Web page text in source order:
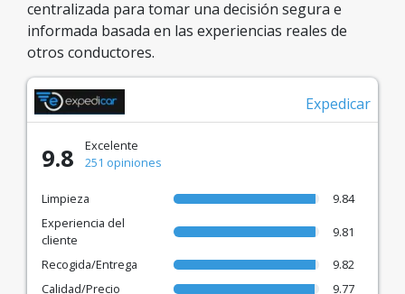
centralizada para tomar una decisión segura e
informada basada en las experiencias reales de
otros conductores.
Expedicar
9.8
Excelente
251 opiniones
Limpieza
9.84
Experiencia del
cliente
9.81
Recogida/Entrega
9.82
Calidad/Precio
9.77